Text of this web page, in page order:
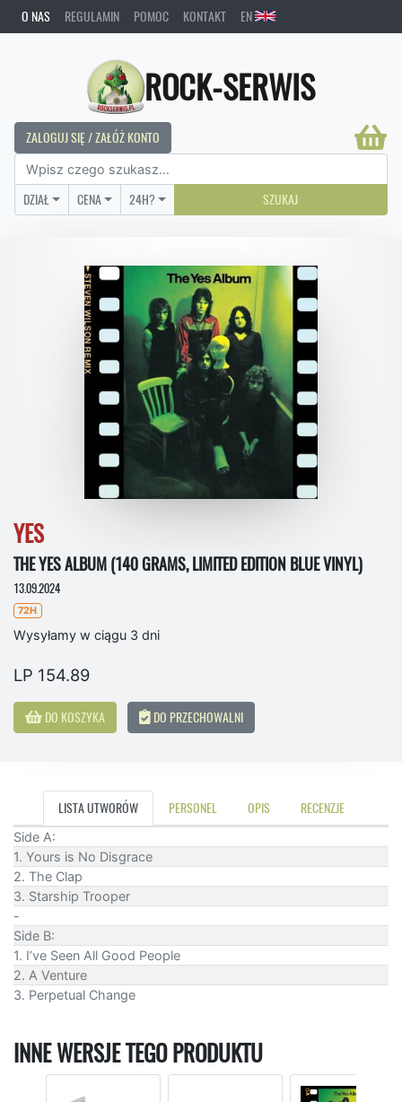
O NAS REGULAMIN POMOC KONTAKT EN
ROCK-SERWIS
ZALOGUJ SIĘ / ZAŁÓŻ KONTO
DZIAŁ CENA 24H? SZUKAJ
YES
THE YES ALBUM (140 GRAMS, LIMITED EDITION BLUE VINYL)
13.09.2024
72H
Wysyłamy w ciągu 3 dni
LP 154.89
DO KOSZYKA DO PRZECHOWALNI
LISTA UTWORÓW PERSONEL OPIS RECENZJE
Side A:
1. Yours is No Disgrace
2. The Clap
3. Starship Trooper
-
Side B:
1. I’ve Seen All Good People
2. A Venture
3. Perpetual Change
INNE WERSJE TEGO PRODUKTU